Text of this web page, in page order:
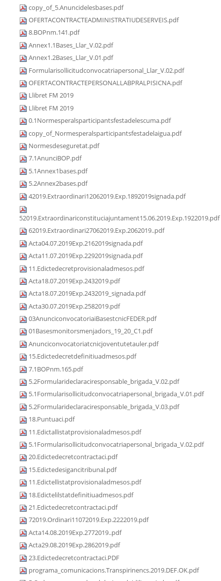
copy_of_5.Anuncidelesbases.pdf
OFERTACONTRACTEADMINISTRATIUDESERVEIS.pdf
8.BOPnm.141.pdf
Annex1.1Bases_Llar_V.02.pdf
Annex1.2Bases_Llar_V.01.pdf
Formularisollicitudconvocatriapersonal_Llar_V.02.pdf
OFERTACONTRACTEPERSONALLABPRALPISICNA.pdf
Llibret FM 2019
Llibret FM 2019
0.1Normesperalsparticipantsfestadelescuma.pdf
copy_of_Normesperalsparticipantsfestadelaigua.pdf
Normesdeseguretat.pdf
7.1AnunciBOP.pdf
5.1Annex1bases.pdf
5.2Annex2bases.pdf
42019.Extraordinari12062019.Exp.1892019signada.pdf
52019.Extraordinariconstituciajuntament15.06.2019.Exp.1922019.pdf
62019.Extraordinari27062019.Exp.2062019..pdf
Acta04.07.2019Exp.2162019signada.pdf
Acta11.07.2019Exp.2292019signada.pdf
11.Edictedecretprovisionaladmesos.pdf
Acta18.07.2019Exp.2432019.pdf
Acta18.07.2019Exp.2432019_signada.pdf
Acta30.07.2019Exp.2582019.pdf
03AnunciconvocatoriaiBasestcnicFEDER.pdf
01Basesmonitorsmenjadors_19_20_C1.pdf
Anunciconvocatoriatcnicjoventutetauler.pdf
15.Edictedecretdefinitiuadmesos.pdf
7.1BOPnm.165.pdf
5.2Formularideclaraciresponsable_brigada_V.02.pdf
5.1Formularisollicitudconvocatriapersonal_brigada_V.01.pdf
5.2Formularideclaraciresponsable_brigada_V.03.pdf
18.Puntuaci.pdf
11.Edictallistatprovisionaladmesos.pdf
5.1Formularisollicitudconvocatriapersonal_brigada_V.02.pdf
20.Edictedecretcontractaci.pdf
15.Edictedesigancitribunal.pdf
11.Edictellistatprovisionaladmesos.pdf
18.Edictelilstatdefinitiuadmesos.pdf
21.Edictedecretcontractaci.pdf
72019.Ordinari11072019.Exp.2222019.pdf
Acta14.08.2019Exp.2772019..pdf
Acta29.08.2019Exp.2862019.pdf
23.Edictedecretcontractaci.PDF
programa_comunicacions.Transpirinencs.2019.DEF.OK.pdf